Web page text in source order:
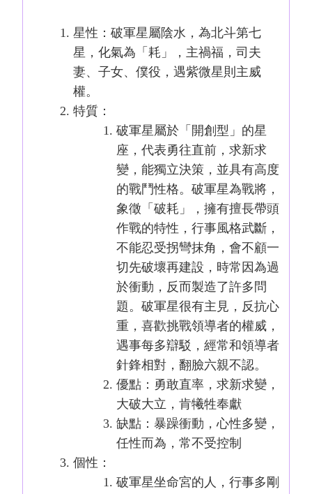
星性：破軍星屬陰水，為北斗第七
星，化氣為「耗」，主禍福，司夫
妻、子女、僕役，遇紫微星則主威
權。
特質：
破軍星屬於「開創型」的星
座，代表勇往直前，求新求
變，能獨立決策，並具有高度
的戰鬥性格。破軍星為戰將，
象徵「破耗」，擁有擅長帶頭
作戰的特性，行事風格武斷，
不能忍受拐彎抹角，會不顧一
切先破壞再建設，時常因為過
於衝動，反而製造了許多問
題。破軍星很有主見，反抗心
重，喜歡挑戰領導者的權威，
遇事每多辯駁，經常和領導者
針鋒相對，翻臉六親不認。
優點：勇敢直率，求新求變，
大破大立，肯犧牲奉獻
缺點：暴躁衝動，心性多變，
任性而為，常不受控制
個性：
破軍星坐命宮的人，行事多剛